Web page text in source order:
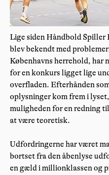
Lige siden Håndbold Spiller
blev bekendt med
Københavns herrehold, har
for en konkurs ligget lige
overfladen. Efterhånden
oplysninger kom frem i
muligheden for en redning
at være teoretisk.
Udfordringerne har været
bortset fra den åbenlyse
en gæld i millionklassen og